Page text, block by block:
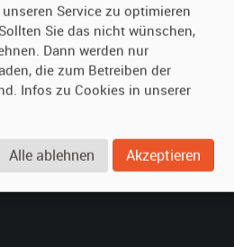
Kontakt
Service zu optimieren
Sie das nicht wünschen,
Dann werden nur
die zum Betreiben der
Infos zu Cookies in unserer
Alle ablehnen Akzeptieren